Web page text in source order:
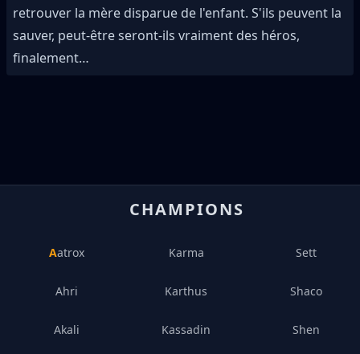
retrouver la mère disparue de l'enfant. S'ils peuvent la
sauver, peut-être seront-ils vraiment des héros,
finalement…
CHAMPIONS
Aatrox
Ahri
Akali
Karma
Karthus
Kassadin
Sett
Shaco
Shen